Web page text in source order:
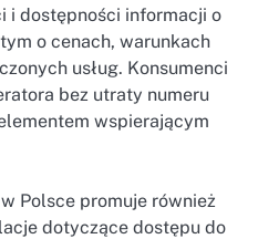
i dostępności informacji o
o cenach, warunkach
usług. Konsumenci
bez utraty numeru
wspierającym
Polsce promuje również
dotyczące dostępu do